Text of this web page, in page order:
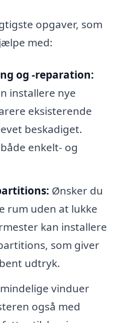
opgaver, som
med:
og -reparation:
installere nye
eksisterende
beskadiget.
enkelt- og
Ønsker du
rum uden at lukke
kan installere
som giver
udtryk.
vinduer
også med